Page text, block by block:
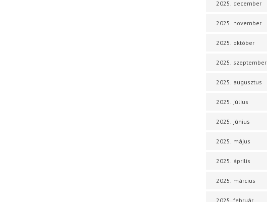
2025. december
2025. november
2025. október
2025. szeptember
2025. augusztus
2025. július
2025. június
2025. május
2025. április
2025. március
2025. február